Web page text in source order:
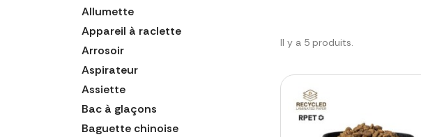
Allumette
Appareil à raclette
Arrosoir
Aspirateur
Assiette
Bac à glaçons
Baguette chinoise
Il y a 5 produits.